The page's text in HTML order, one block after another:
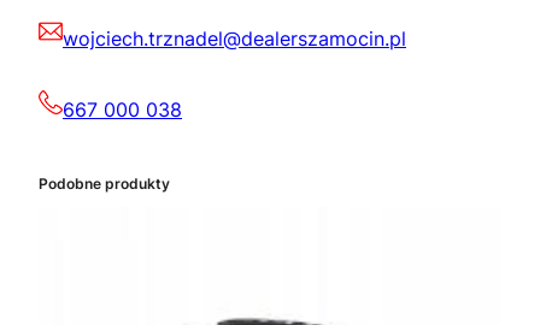
wojciech.trznadel@dealerszamocin.pl
667 000 038
Podobne produkty